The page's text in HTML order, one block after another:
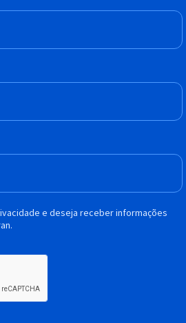
e deseja receber informações